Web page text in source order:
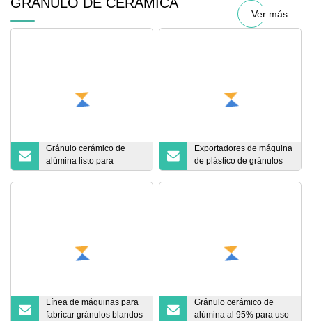
edificios.
para materiales de
Ver más
Gránulo cerámico de
alúmina listo para
presionar 95%
Exportadores de máquina
de plástico de gránulos
de nailon
Línea de máquinas para
fabricar gránulos blandos
Gránulo cerámico de
alúmina al 95% para uso